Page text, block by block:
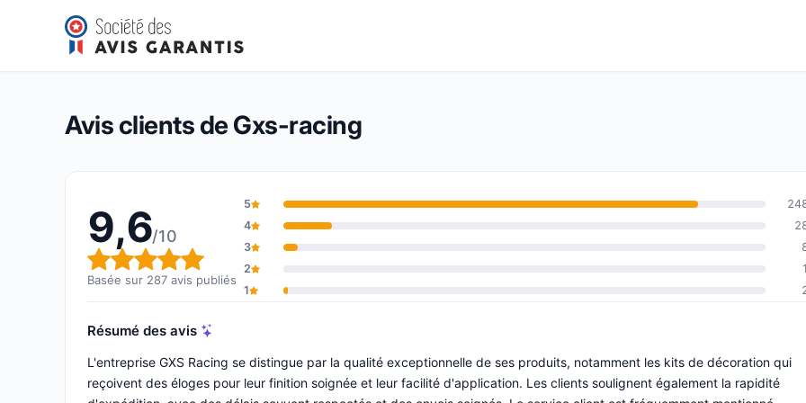
Gxs-racing
Note globale : 9,6 sur 10
9,6/10(287 avis)
Avis clients de Gxs-racing
9,6/10
Note globale : 9,6 sur 10
Basée sur 287 avis publiés
5
4
3
2
1
Résumé des avis
L'entreprise GXS Racing se distingue par la qualité exceptionnelle de ses produits, notamment les kits de décoration qui
reçoivent des éloges pour leur finition soignée et leur facilité d'application. Les clients soulignent également la rapidité